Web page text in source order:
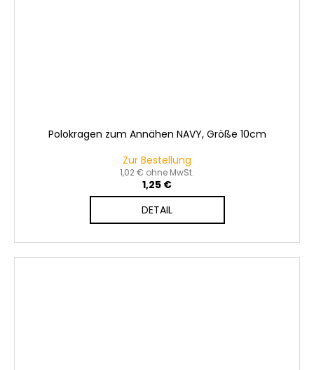
Polokragen zum Annähen NAVY, Größe 10cm
Zur Bestellung
1,02 € ohne MwSt.
1,25 €
DETAIL